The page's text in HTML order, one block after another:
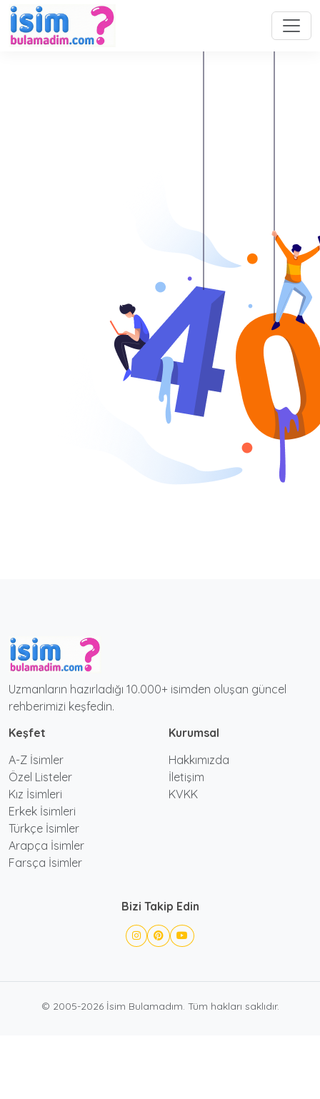
Uzmanların hazırladığı 10.000+ isimden oluşan güncel
rehberimizi keşfedin.
Keşfet
A-Z İsimler
Özel Listeler
Kız İsimleri
Erkek İsimleri
Türkçe İsimler
Arapça İsimler
Farsça İsimler
Kurumsal
Hakkımızda
İletişim
KVKK
Bizi Takip Edin
© 2005-2026 İsim Bulamadım. Tüm hakları saklıdır.